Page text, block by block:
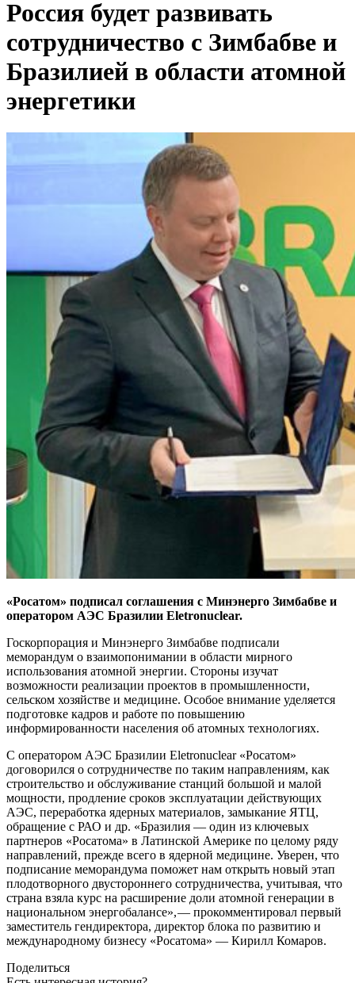
Россия будет развивать
сотрудничество с Зимбабве и
Бразилией в области атомной
энергетики
«Росатом» подписал соглашения с Минэнерго Зимбабве и
оператором АЭС Бразилии Eletronuclear.
Госкорпорация и Минэнерго Зимбабве подписали
меморандум о взаимопонимании в области мирного
использования атомной энергии. Стороны изучат
возможности реализации проектов в промышленности,
сельском хозяйстве и медицине. Особое внимание уделяется
подготовке кадров и работе по повышению
информированности населения об атомных технологиях.
С оператором АЭС Бразилии Eletronuclear «Росатом»
договорился о сотрудничестве по таким направлениям, как
строительство и обслуживание станций большой и малой
мощности, продление сроков эксплуатации действующих
АЭС, переработка ядерных материалов, замыкание ЯТЦ,
обращение с РАО и др. «Бразилия — ​один из ключевых
партнеров «Росатома» в Латинской Америке по целому ряду
направлений, прежде всего в ядерной медицине. Уверен, что
подписание меморандума поможет нам открыть новый этап
плодотворного двустороннего сотрудничества, учитывая, что
страна взяла курс на расширение доли атомной генерации в
национальном энергобалансе», — ​прокомментировал первый
заместитель гендиректора, директор блока по развитию и
международному бизнесу «Росатома» — Кирилл Комаров.
Поделиться